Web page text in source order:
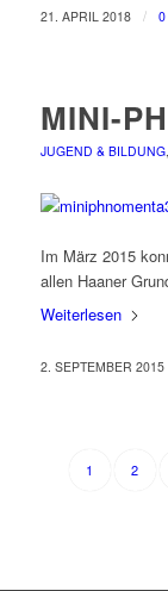
21. APRIL 2018 / 0
MINI-
JUGEND & BILDUNG,
Im März 2015
allen Haaner
Weiterlesen
2. SEPTEMBER 2015
1 2